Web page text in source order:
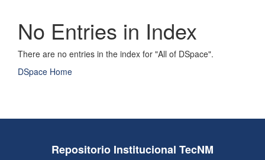
No Entries in Index
There are no entries in the index for "All of DSpace".
DSpace Home
Repositorio Institucional TecNM